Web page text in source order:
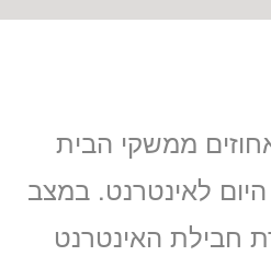
ממשקי הבית
לאינטרנט. במצב
חבילת האינטרנט